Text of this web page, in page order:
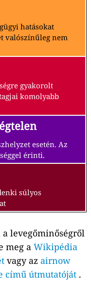
hatásokat
valószínűleg nem
gyakorolt
komolyabb
esetén. Az
érinti.
súlyos
levegőminőségről
meg a Wikipédia
vagy az airnow
című útmutatóját .